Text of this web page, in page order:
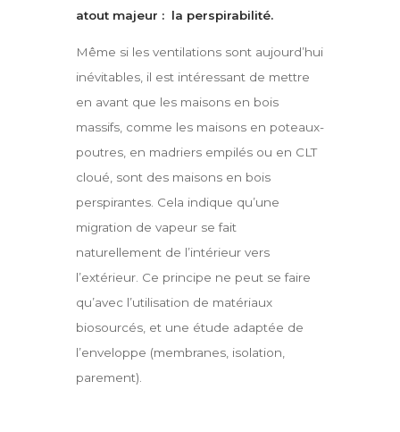
atout majeur : la perspirabilité.
Même si les ventilations sont aujourd’hui
inévitables, il est intéressant de mettre
en avant que les maisons en bois
massifs, comme les maisons en poteaux-
poutres, en madriers empilés ou en CLT
cloué, sont des maisons en bois
perspirantes. Cela indique qu’une
migration de vapeur se fait
naturellement de l’intérieur vers
l’extérieur. Ce principe ne peut se faire
qu’avec l’utilisation de matériaux
biosourcés, et une étude adaptée de
l’enveloppe (membranes, isolation,
parement).